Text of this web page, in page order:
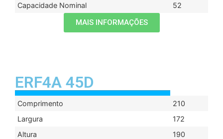
Capacidade Nominal
52
MAIS INFORMAÇÕES
ERF4A 45D
Comprimento
210
Largura
172
Altura
190